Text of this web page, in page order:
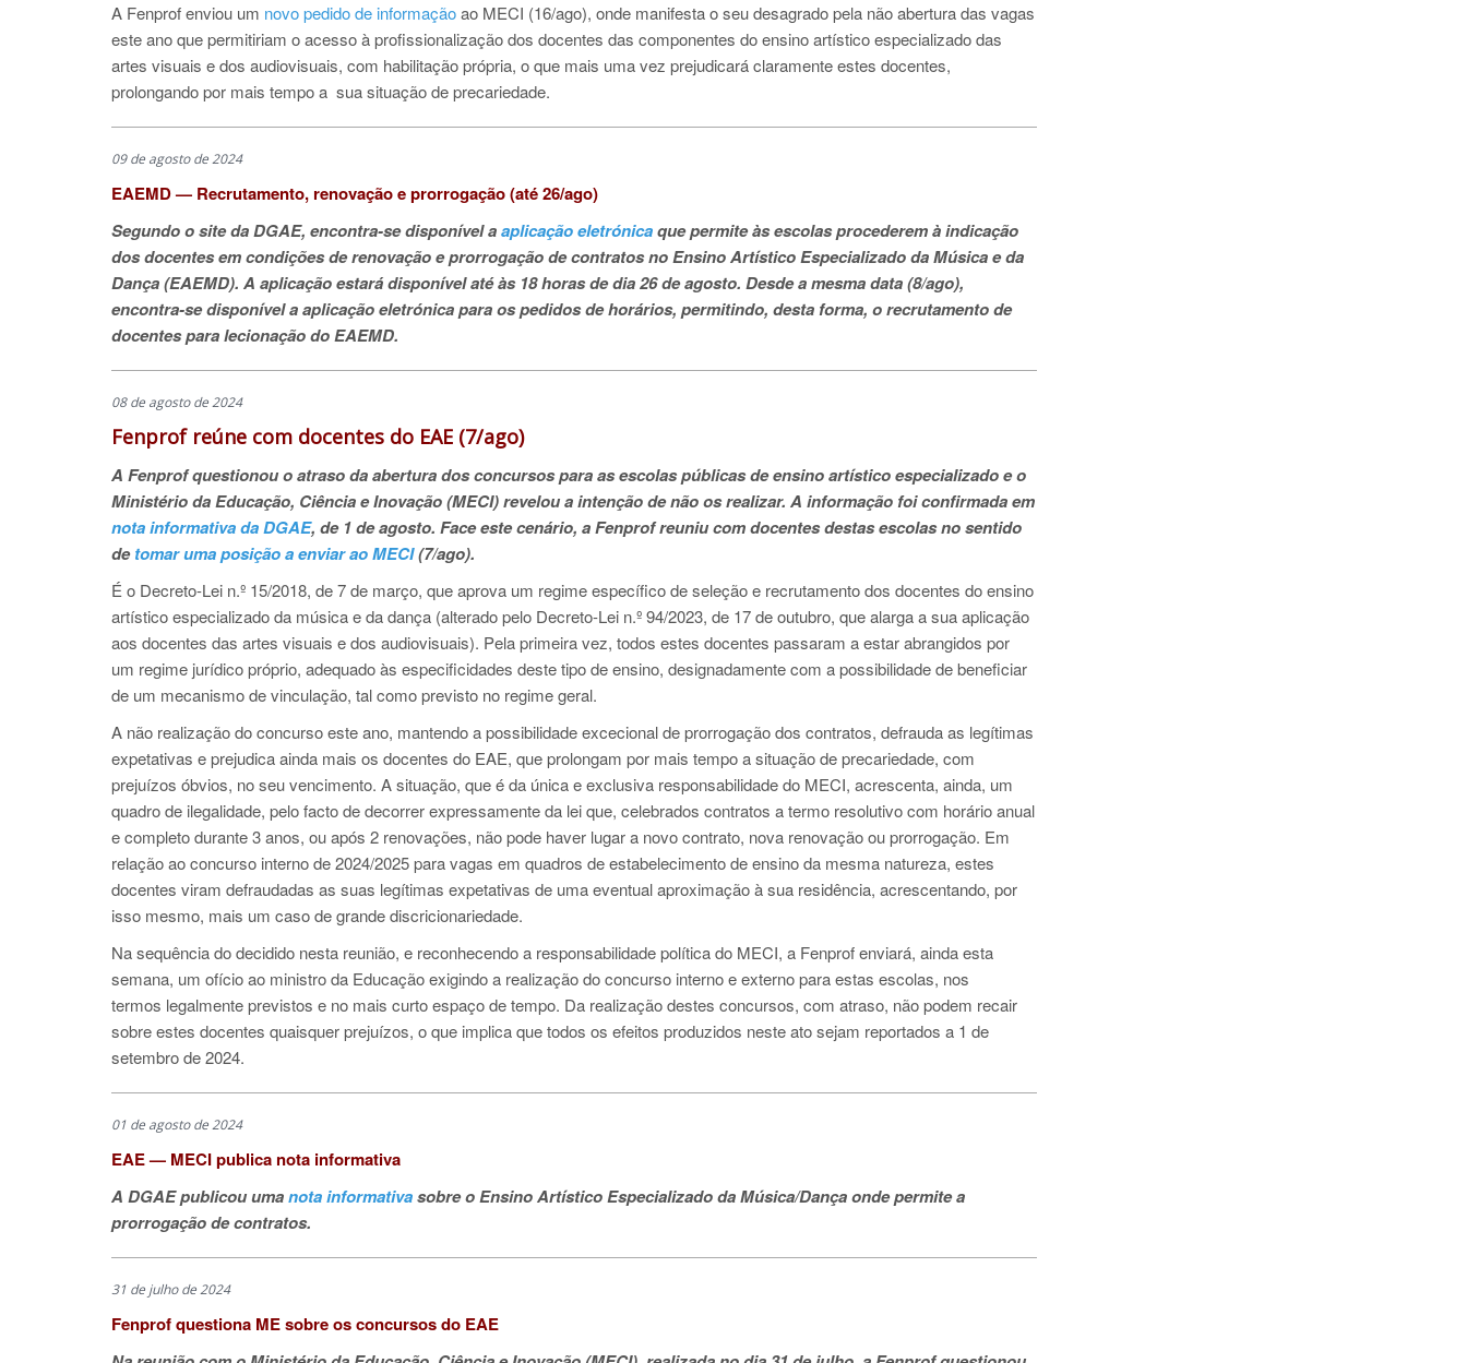
A Fenprof enviou um novo pedido de informaçãoao MECI (16/ago), onde manifesta o seu desagrado pela não abertura das vagas
este ano que permitiriam o acesso à profissionalização dos docentes das componentes do ensino artístico especializado das
artes visuais e dos audiovisuais, com habilitação própria, o que mais uma vez prejudicará claramente estes docentes,
prolongando por mais tempo a sua situação de precariedade.
09 de agosto de 2024
EAEMD — Recrutamento, renovação e prorrogação (até 26/ago)
Segundo o site da DGAE, encontra-se disponível aaplicação eletrónicaque permite às escolas procederem à indicação
dos docentes em condições de renovação e prorrogação de contratos no Ensino Artístico Especializado da Música e da
Dança (EAEMD). A aplicação estará disponível até às 18 horas de dia 26 de agosto. Desdea mesma data (8/ago),
encontra-se disponível a aplicação eletrónica para os pedidos de horários, permitindo, desta forma, o recrutamento de
docentes para lecionação do EAEMD.
08 de agosto de 2024
Fenprof reúne com docentes do EAE (7/ago)
A Fenprof questionou o atraso da abertura dos concursos para as escolas públicas de ensino artístico especializado e o
Ministério da Educação, Ciência e Inovação (MECI) revelou a intenção de não os realizar. A informação foi confirmada em
nota informativa da DGAE, de 1 de agosto. Face este cenário, a Fenprof reuniu com docentes destas escolas no sentido
detomar uma posição a enviar ao MECI(7/ago).
É o Decreto-Lei n.º 15/2018, de 7 de março, queaprova um regime específico de seleção e recrutamento dos docentes do ensino
artístico especializado da música e da dança (alterado pelo Decreto-Lei n.º 94/2023, de 17 de outubro, que alarga a sua aplicação
aos docentes das artes visuais e dos audiovisuais). Pela primeira vez, todos estes docentes passaram a estar abrangidos por
um regime jurídico próprio, adequado às especificidades deste tipo de ensino, designadamente com a possibilidade de beneficiar
de um mecanismo de vinculação, tal como previsto no regime geral.
A não realização do concurso este ano, mantendo a possibilidade excecional de prorrogação dos contratos, defrauda as legítimas
expetativas e prejudica ainda mais os docentes do EAE, que prolongam por mais tempo a situação de precariedade, com
prejuízos óbvios, no seu vencimento. A situação, que é da única e exclusiva responsabilidade do MECI, acrescenta, ainda, um
quadro de ilegalidade, pelo facto de decorrer expressamente da lei que, celebrados contratos a termo resolutivo com horário anual
e completo durante 3 anos, ou após 2 renovações, não pode haver lugar a novo contrato, nova renovação ou prorrogação. Em
relação ao concurso interno de 2024/2025 para vagas em quadros de estabelecimento de ensino da mesma natureza, estes
docentes viram defraudadas as suas legítimas expetativas de uma eventual aproximação à sua residência, acrescentando, por
isso mesmo, mais um caso de grande discricionariedade.
Na sequência do decidido nesta reunião, e reconhecendo a responsabilidade política do MECI, a Fenprof enviará, ainda esta
semana, um ofício ao ministro da Educação exigindo a realização do concurso interno e externo para estas escolas, nos
termos legalmente previstos e no mais curto espaço de tempo. Da realização destes concursos, com atraso, não podem recair
sobre estes docentes quaisquer prejuízos, o que implica que todos os efeitos produzidos neste ato sejam reportados a 1 de
setembro de 2024.
01 de agosto de 2024
EAE — MECI publica nota informativa
A DGAE publicou umanota informativasobre o Ensino Artístico Especializado da Música/Dança onde permite a
prorrogação de contratos.
31 de julho de 2024
Fenprof questiona ME sobre os concursos do EAE